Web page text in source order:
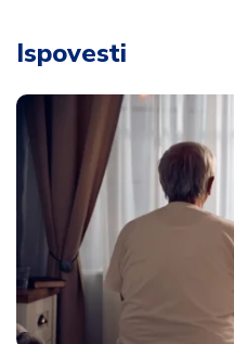
Ispovesti